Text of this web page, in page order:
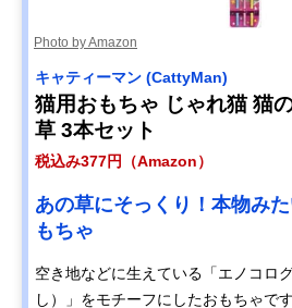
Photo by Amazon
キャティーマン (CattyMan)
猫用おもちゃ じゃれ猫 猫
草 3本セット
税込み377円（Amazon）
あの草にそっくり！本物み
もちゃ
空き地などに生えている「エノコロ
し）」をモチーフにしたおもちゃで